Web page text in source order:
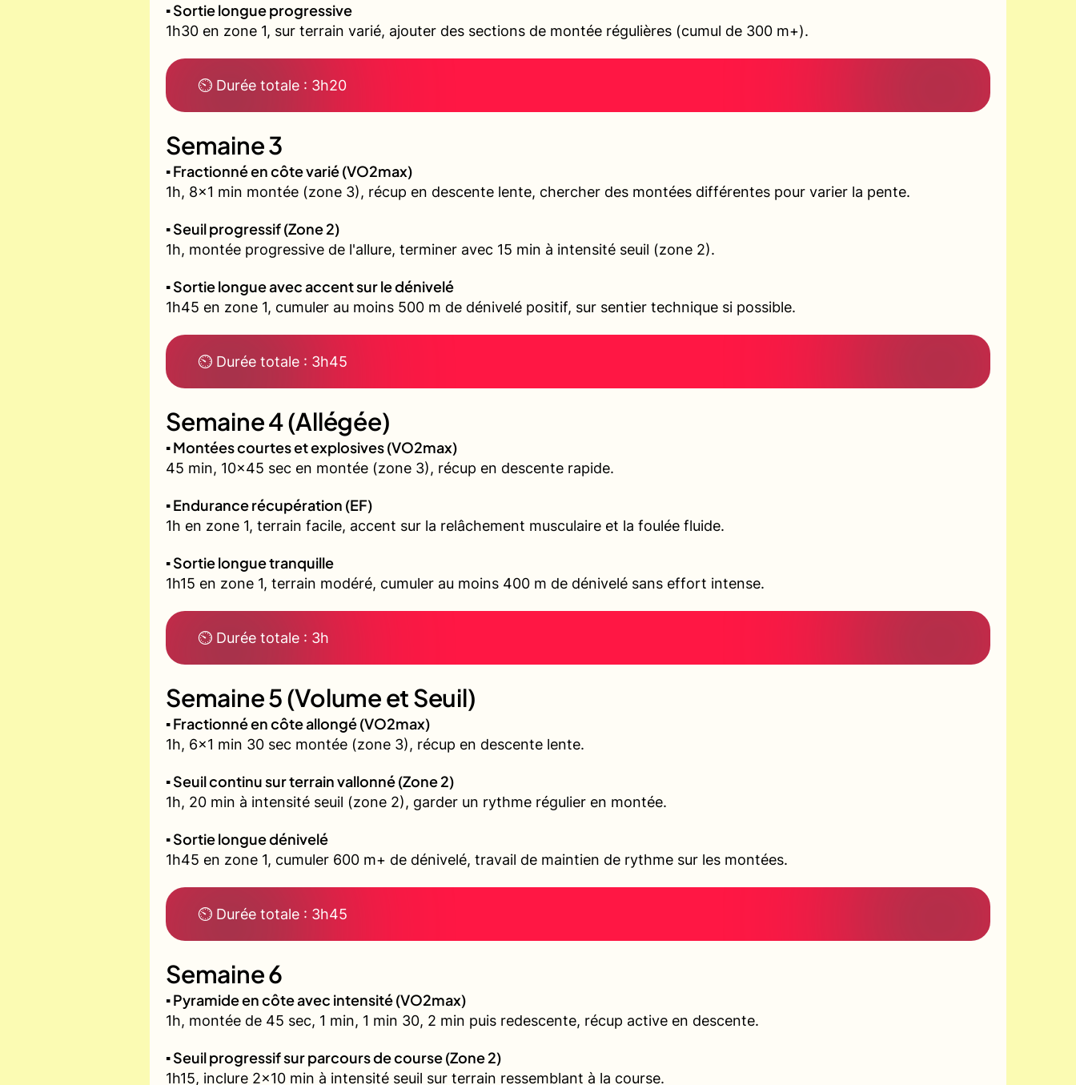
▪️ Sortie longue progressive
1h30 en zone 1, sur terrain varié, ajouter des sections de montée régulières (cumul de 300 m+).
⏲ Durée totale : 3h20
Semaine 3
▪️ Fractionné en côte varié (VO2max)
1h, 8x1 min montée (zone 3), récup en descente lente, chercher des montées différentes pour varier la pente.
▪️ Seuil progressif (Zone 2)
1h, montée progressive de l'allure, terminer avec 15 min à intensité seuil (zone 2).
▪️ Sortie longue avec accent sur le dénivelé
1h45 en zone 1, cumuler au moins 500 m de dénivelé positif, sur sentier technique si possible.
⏲ Durée totale : 3h45
Semaine 4 (Allégée)
▪️ Montées courtes et explosives (VO2max)
45 min, 10x45 sec en montée (zone 3), récup en descente rapide.
▪️ Endurance récupération (EF)
1h en zone 1, terrain facile, accent sur la relâchement musculaire et la foulée fluide.
▪️ Sortie longue tranquille
1h15 en zone 1, terrain modéré, cumuler au moins 400 m de dénivelé sans effort intense.
⏲ Durée totale : 3h
Semaine 5 (Volume et Seuil)
▪️ Fractionné en côte allongé (VO2max)
1h, 6x1 min 30 sec montée (zone 3), récup en descente lente.
▪️ Seuil continu sur terrain vallonné (Zone 2)
1h, 20 min à intensité seuil (zone 2), garder un rythme régulier en montée.
▪️ Sortie longue dénivelé
1h45 en zone 1, cumuler 600 m+ de dénivelé, travail de maintien de rythme sur les montées.
⏲ Durée totale : 3h45
Semaine 6
▪️ Pyramide en côte avec intensité (VO2max)
1h, montée de 45 sec, 1 min, 1 min 30, 2 min puis redescente, récup active en descente.
▪️ Seuil progressif sur parcours de course (Zone 2)
1h15, inclure 2x10 min à intensité seuil sur terrain ressemblant à la course.